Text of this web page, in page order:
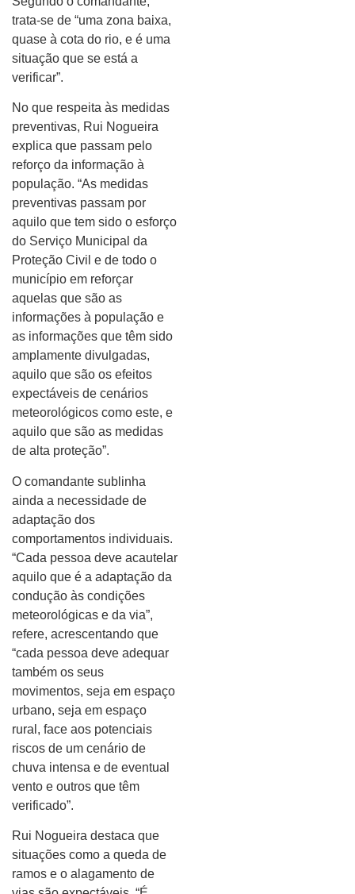
trata-se de “uma zona baixa,
quase à cota do rio, e é uma
situação que se está a
verificar”.
No que respeita às medidas
preventivas, Rui Nogueira
explica que passam pelo
reforço da informação à
população. “As medidas
preventivas passam por
aquilo que tem sido o esforço
do Serviço Municipal da
Proteção Civil e de todo o
município em reforçar
aquelas que são as
informações à população e
as informações que têm sido
amplamente divulgadas,
aquilo que são os efeitos
expectáveis de cenários
meteorológicos como este, e
aquilo que são as medidas
de alta proteção”.
O comandante sublinha
ainda a necessidade de
adaptação dos
comportamentos individuais.
“Cada pessoa deve acautelar
aquilo que é a adaptação da
condução às condições
meteorológicas e da via”,
refere, acrescentando que
“cada pessoa deve adequar
também os seus
movimentos, seja em espaço
urbano, seja em espaço
rural, face aos potenciais
riscos de um cenário de
chuva intensa e de eventual
vento e outros que têm
verificado”.
Rui Nogueira destaca que
situações como a queda de
ramos e o alagamento de